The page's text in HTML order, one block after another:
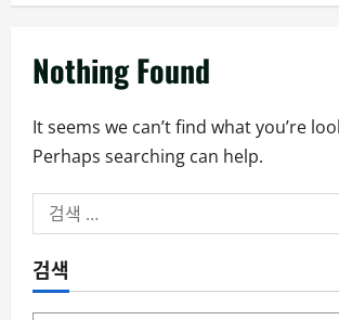
Nothing Found
It seems we can’t find what you’re
Perhaps searching can help.
색:
검색